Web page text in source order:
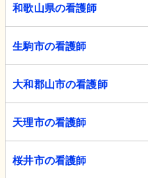
和歌山県の看護師
生駒市の看護師
大和郡山市の看護師
天理市の看護師
桜井市の看護師